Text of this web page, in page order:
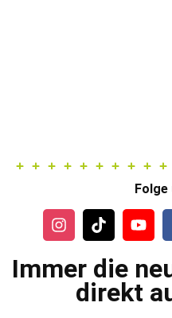
Immer die
direkt